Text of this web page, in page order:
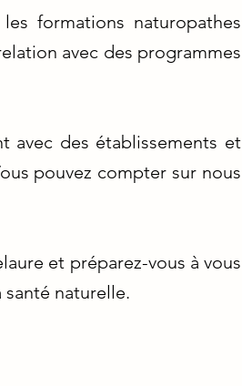
formations naturopathes
avec des programmes
avec des établissements et
pouvez compter sur nous
et préparez-vous à vous
naturelle.